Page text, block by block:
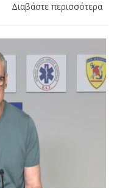
Διαβάστε περισσότερα